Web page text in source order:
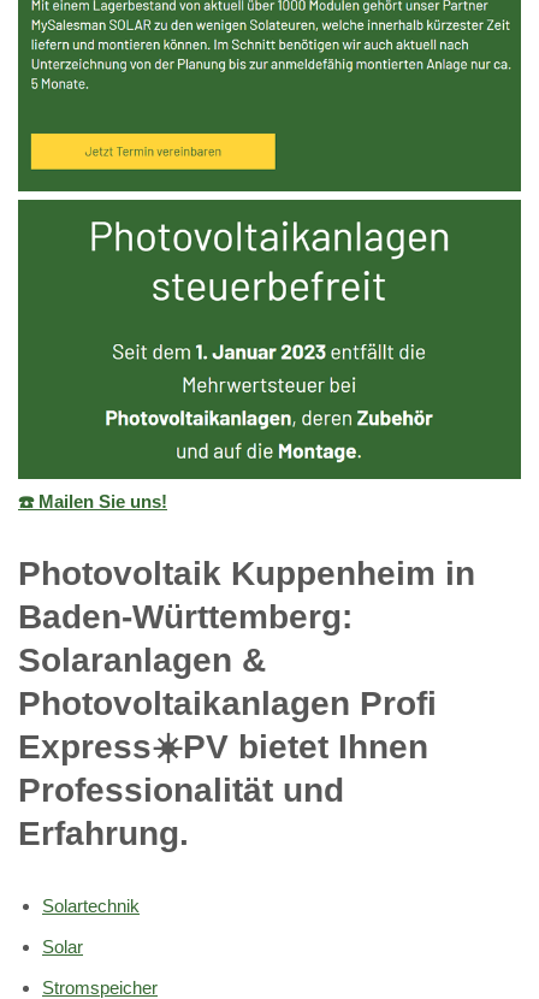
☎️ Mailen Sie uns!
Photovoltaik Kuppenheim in
Baden-Württemberg:
Solaranlagen &
Photovoltaikanlagen Profi
Express☀️PV️ bietet Ihnen
Professionalität und
Erfahrung.
Solartechnik
Solar
Stromspeicher